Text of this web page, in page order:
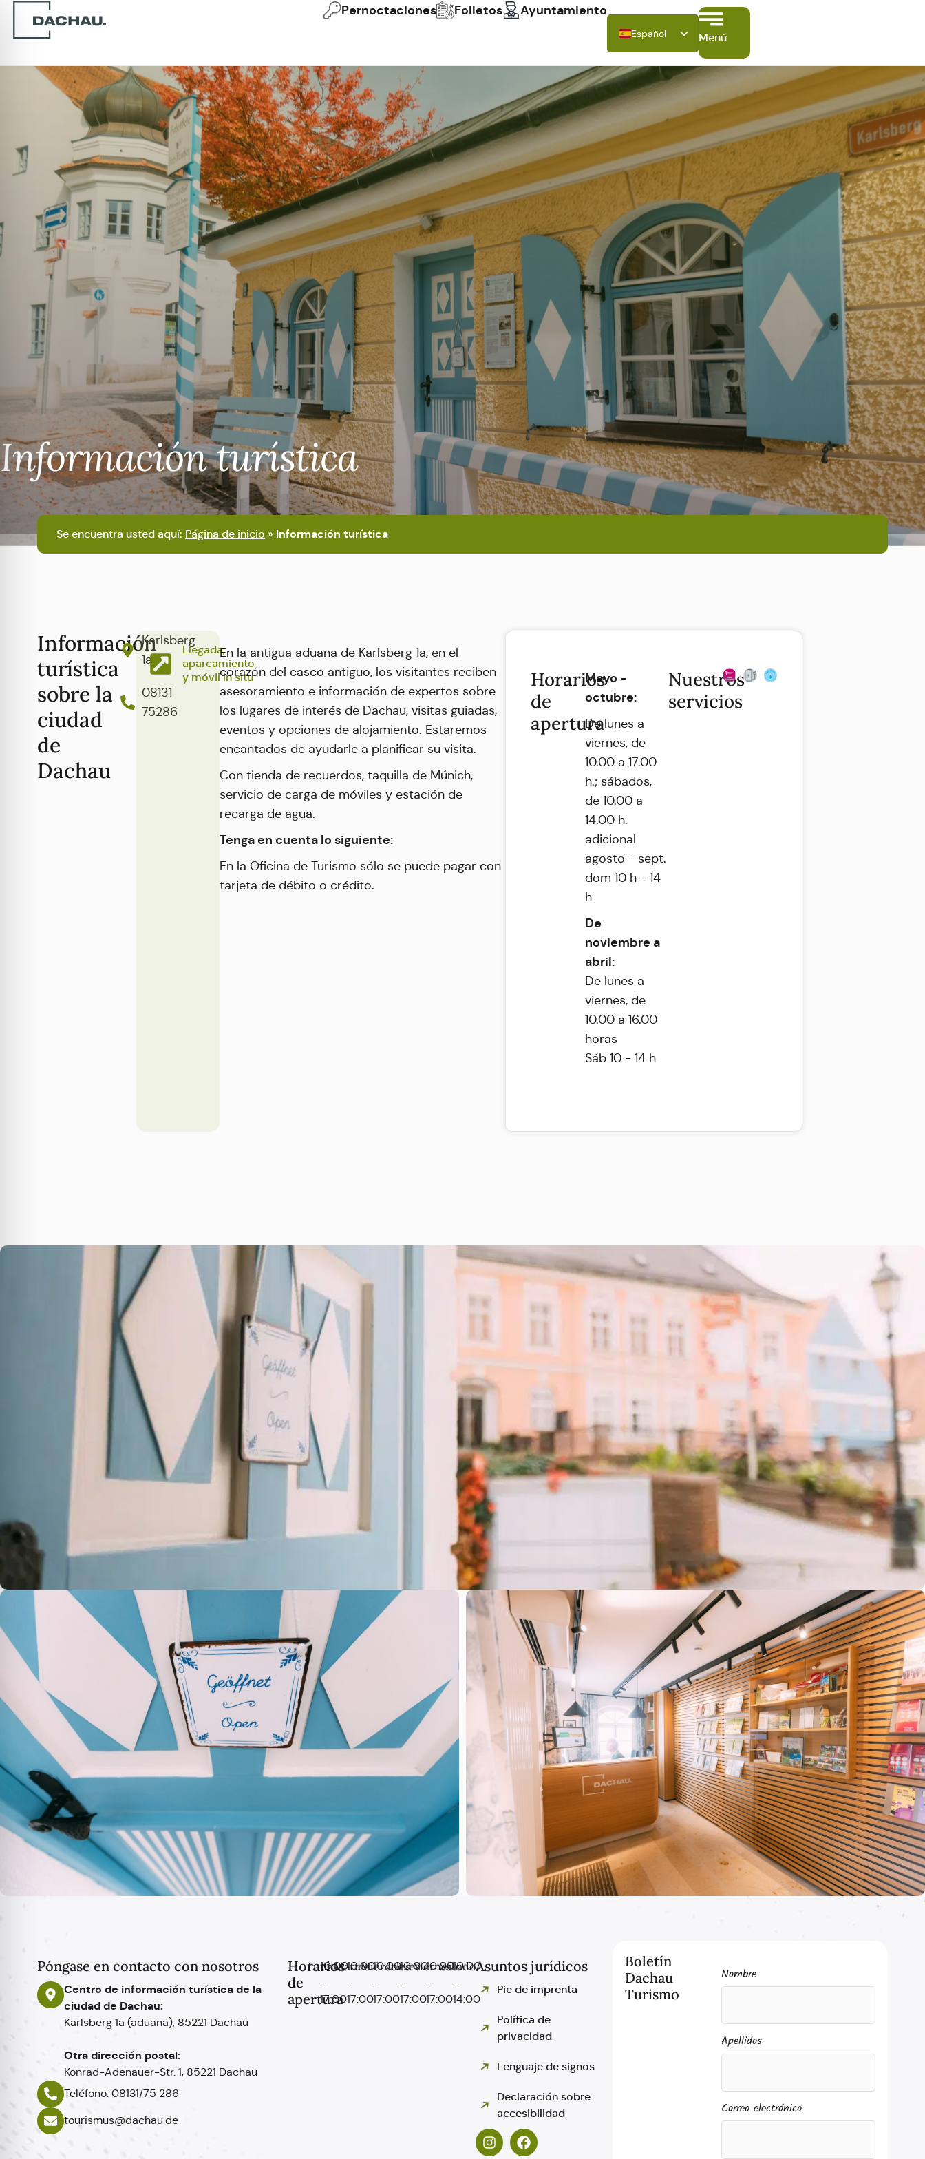
Pernoctaciones Folletos Ayuntamiento
Español
Deutsch
English
Français
Italiano
Polski
Menú
Se encuentra usted aquí: Página de inicio » Información turística
Información turística
Información
turística
sobre la
ciudad
de
Dachau
Karlsberg
1a
08131
75286
Llegada,
aparcamiento
y móvil in situ
En la antigua aduana de Karlsberg 1a, en el
corazón del casco antiguo, los visitantes reciben
asesoramiento e información de expertos sobre
los lugares de interés de Dachau, visitas guiadas,
eventos y opciones de alojamiento. Estaremos
encantados de ayudarle a planificar su visita.
Con tienda de recuerdos, taquilla de Múnich,
servicio de carga de móviles y estación de
recarga de agua.
Tenga en cuenta lo siguiente:
En la Oficina de Turismo sólo se puede pagar con
tarjeta de débito o crédito.
Horarios
de
apertura
Mayo -
octubre:
De lunes a
viernes, de
10.00 a 17.00
h.; sábados,
de 10.00 a
14.00 h.
adicional
agosto - sept.
dom 10 h - 14
h
De
noviembre a
abril:
De lunes a
viernes, de
10.00 a 16.00
horas
Sáb 10 - 14 h
Nuestros
servicios
Póngase en contacto con nosotros
Centro de información turística de la
ciudad de Dachau:
Karlsberg 1a (aduana), 85221 Dachau
Otra dirección postal:
Konrad-Adenauer-Str. 1, 85221 Dachau
Teléfono: 08131/75 286
tourismus@dachau.de
Horarios
de
apertura
Lunes
10:00
-
17:00
Martes
10:00
-
17:00
Miércoles
10:00
-
17:00
Jueves
10:00
-
17:00
Viernes
10:00
-
17:00
Sábado
10:00
-
14:00
Asuntos jurídicos
Pie de imprenta
Política de
privacidad
Lenguaje de signos
Declaración sobre
accesibilidad
Boletín
Dachau
Turismo
Nombre
Apellidos
Correo electrónico